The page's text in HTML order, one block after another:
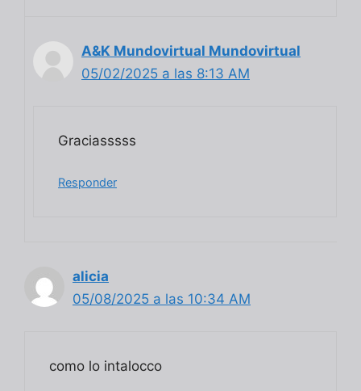
A&K Mundovirtual Mundovirtual
05/02/2025 a las 8:13 AM
Graciasssss
Responder
alicia
05/08/2025 a las 10:34 AM
como lo intalocco